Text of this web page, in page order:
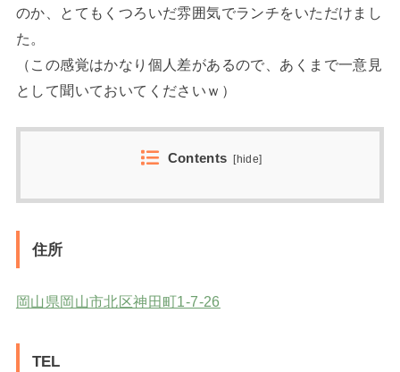
のか、とてもくつろいだ雰囲気でランチをいただけまし
た。
（この感覚はかなり個人差があるので、あくまで一意見
として聞いておいてくださいｗ）
Contents [hide]
住所
岡山県岡山市北区神田町1-7-26
TEL